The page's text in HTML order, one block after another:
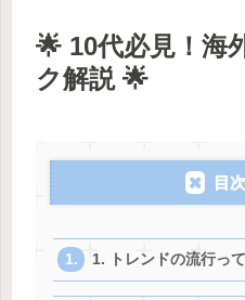
🌟 10代必見！海
ク解説 🌟
目次
1. トレンドの流行って